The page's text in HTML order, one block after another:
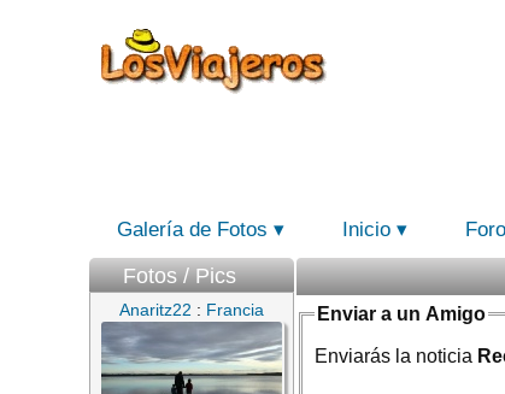
Galería de Fotos Inicio
Fotos / Pics
Anaritz22 : Francia Enviar a un Amigo
Enviarás la noticia